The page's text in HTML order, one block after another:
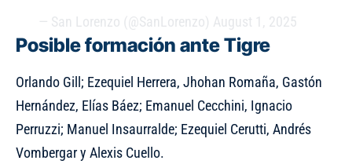
— San Lorenzo (@SanLorenzo) August 1, 2025
Posible formación ante Tigre
Orlando Gill; Ezequiel Herrera, Jhohan Romaña, Gastón
Hernández, Elías Báez; Emanuel Cecchini, Ignacio
Perruzzi; Manuel Insaurralde; Ezequiel Cerutti, Andrés
Vombergar y Alexis Cuello.